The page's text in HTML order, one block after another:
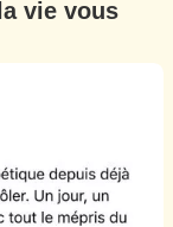
vie vous